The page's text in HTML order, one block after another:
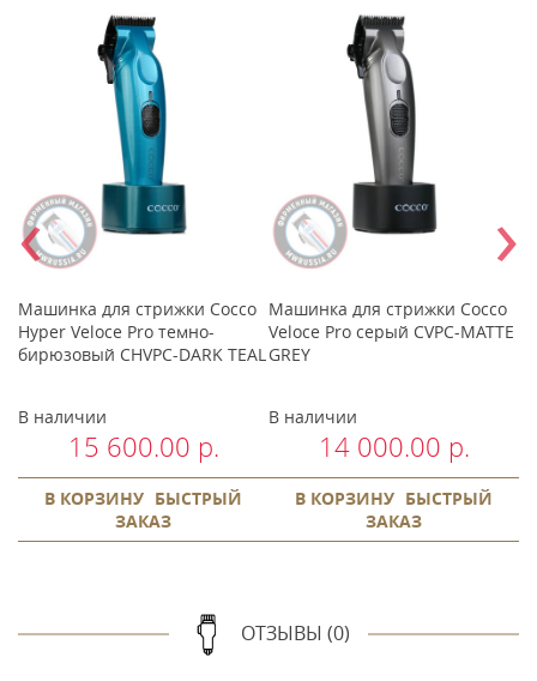
Машинка для стрижки Cocco
Hyper Veloce Pro темно-
бирюзовый CHVPC-DARK TEAL
В наличии
15 600.00 р.
В КОРЗИНУ БЫСТРЫЙ
ЗАКАЗ
Машинка для стрижки Cocco
Veloce Pro серый CVPC-MATTE
GREY
В наличии
14 000.00 р.
В КОРЗИНУ БЫСТРЫЙ
ЗАКАЗ
‹ ›
ОТЗЫВЫ (0)